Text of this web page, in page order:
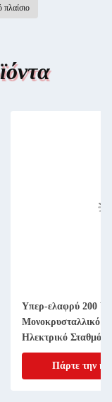
πλαίσιο
Υπερ-ελαφρύ 200
Μονοκρυσταλλικό
Ηλεκτρικό Σταθμό
Ενέργειας
Πάρτε την